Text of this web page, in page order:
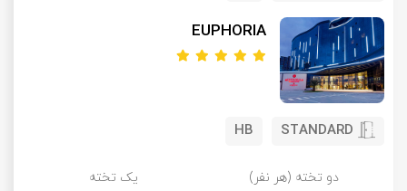
EUPHORIA
STANDARD
HB
دو تخته (هر نفر) یک تخته